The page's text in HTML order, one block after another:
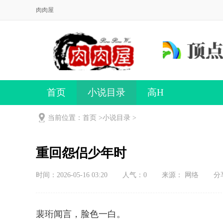
肉肉屋
首页 小说目录 高H
当前位置：首页 >小说目录 >
重回怨侣少年时
时间：2026-05-16 03:20 人气： 0 来源： 网络 分
裴珩闻言，脸色一白。